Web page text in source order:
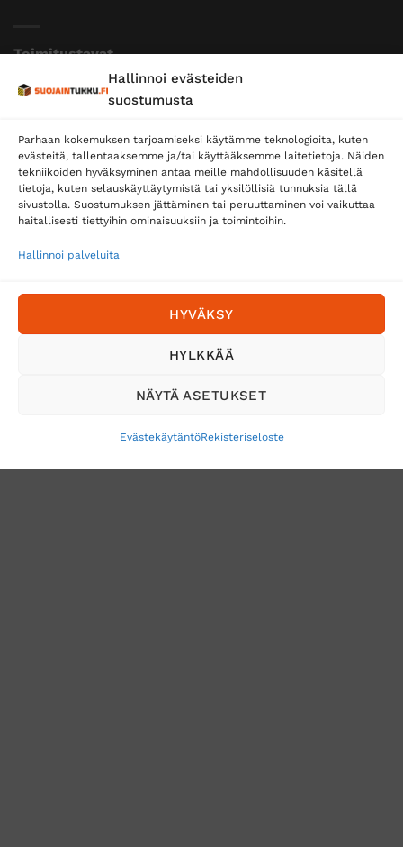
Hallinnoi evästeiden
suostumusta
Parhaan kokemuksen tarjoamiseksi käytämme teknologioita, kuten
evästeitä, tallentaaksemme ja/tai käyttääksemme laitetietoja. Näiden
tekniikoiden hyväksyminen antaa meille mahdollisuuden käsitellä
tietoja, kuten selauskäyttäytymistä tai yksilöllisiä tunnuksia tällä
sivustolla. Suostumuksen jättäminen tai peruuttaminen voi vaikuttaa
haitallisesti tiettyihin ominaisuuksiin ja toimintoihin.
Hallinnoi palveluita
HYVÄKSY
HYLKKÄÄ
NÄYTÄ ASETUKSET
EvästekäytäntöRekisteriseloste
Toimitustavat
Posti
Postnord
Tilaa uutiskirje ja saat erikoisalennuksia